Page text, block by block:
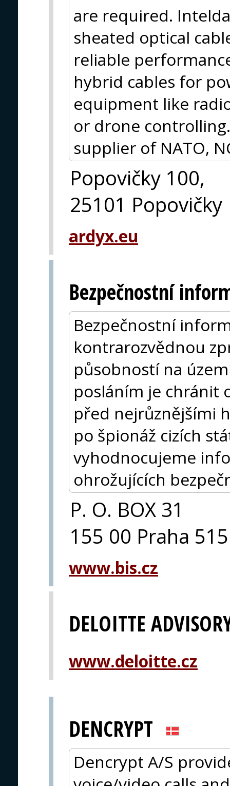
are required.
sheated optical
reliable
hybrid cables for
equipment like
or drone
supplier of NATO,
Popovičky 100,
25101 Popovičky
ardyx.eu
Bezpečnostní
Bezpečnostní
kontrarozvědnou
působností na
posláním je chránit
před nejrůznějšími
po špionáž cizích
vyhodnocujeme
ohrožujících
P. O. BOX 31
155 00 Praha 515
www.bis.cz
DELOITTE
www.deloitte.cz
DENCRYPT
Dencrypt A/S